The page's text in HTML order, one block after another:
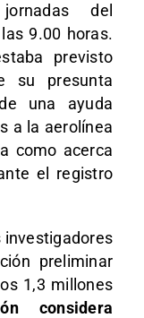
del
9.00 horas.
previsto
su presunta
una ayuda
a la aerolínea
como acerca
el registro
investigadores
preliminar
1,3 millones
considera